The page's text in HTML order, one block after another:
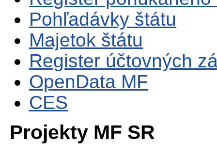
Pohľadávky štátu
Majetok štátu
Register účtovných
OpenData MF
CES
Projekty MF SR